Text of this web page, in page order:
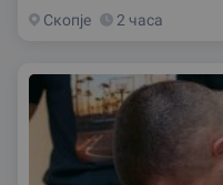
Скопjе 2 часа